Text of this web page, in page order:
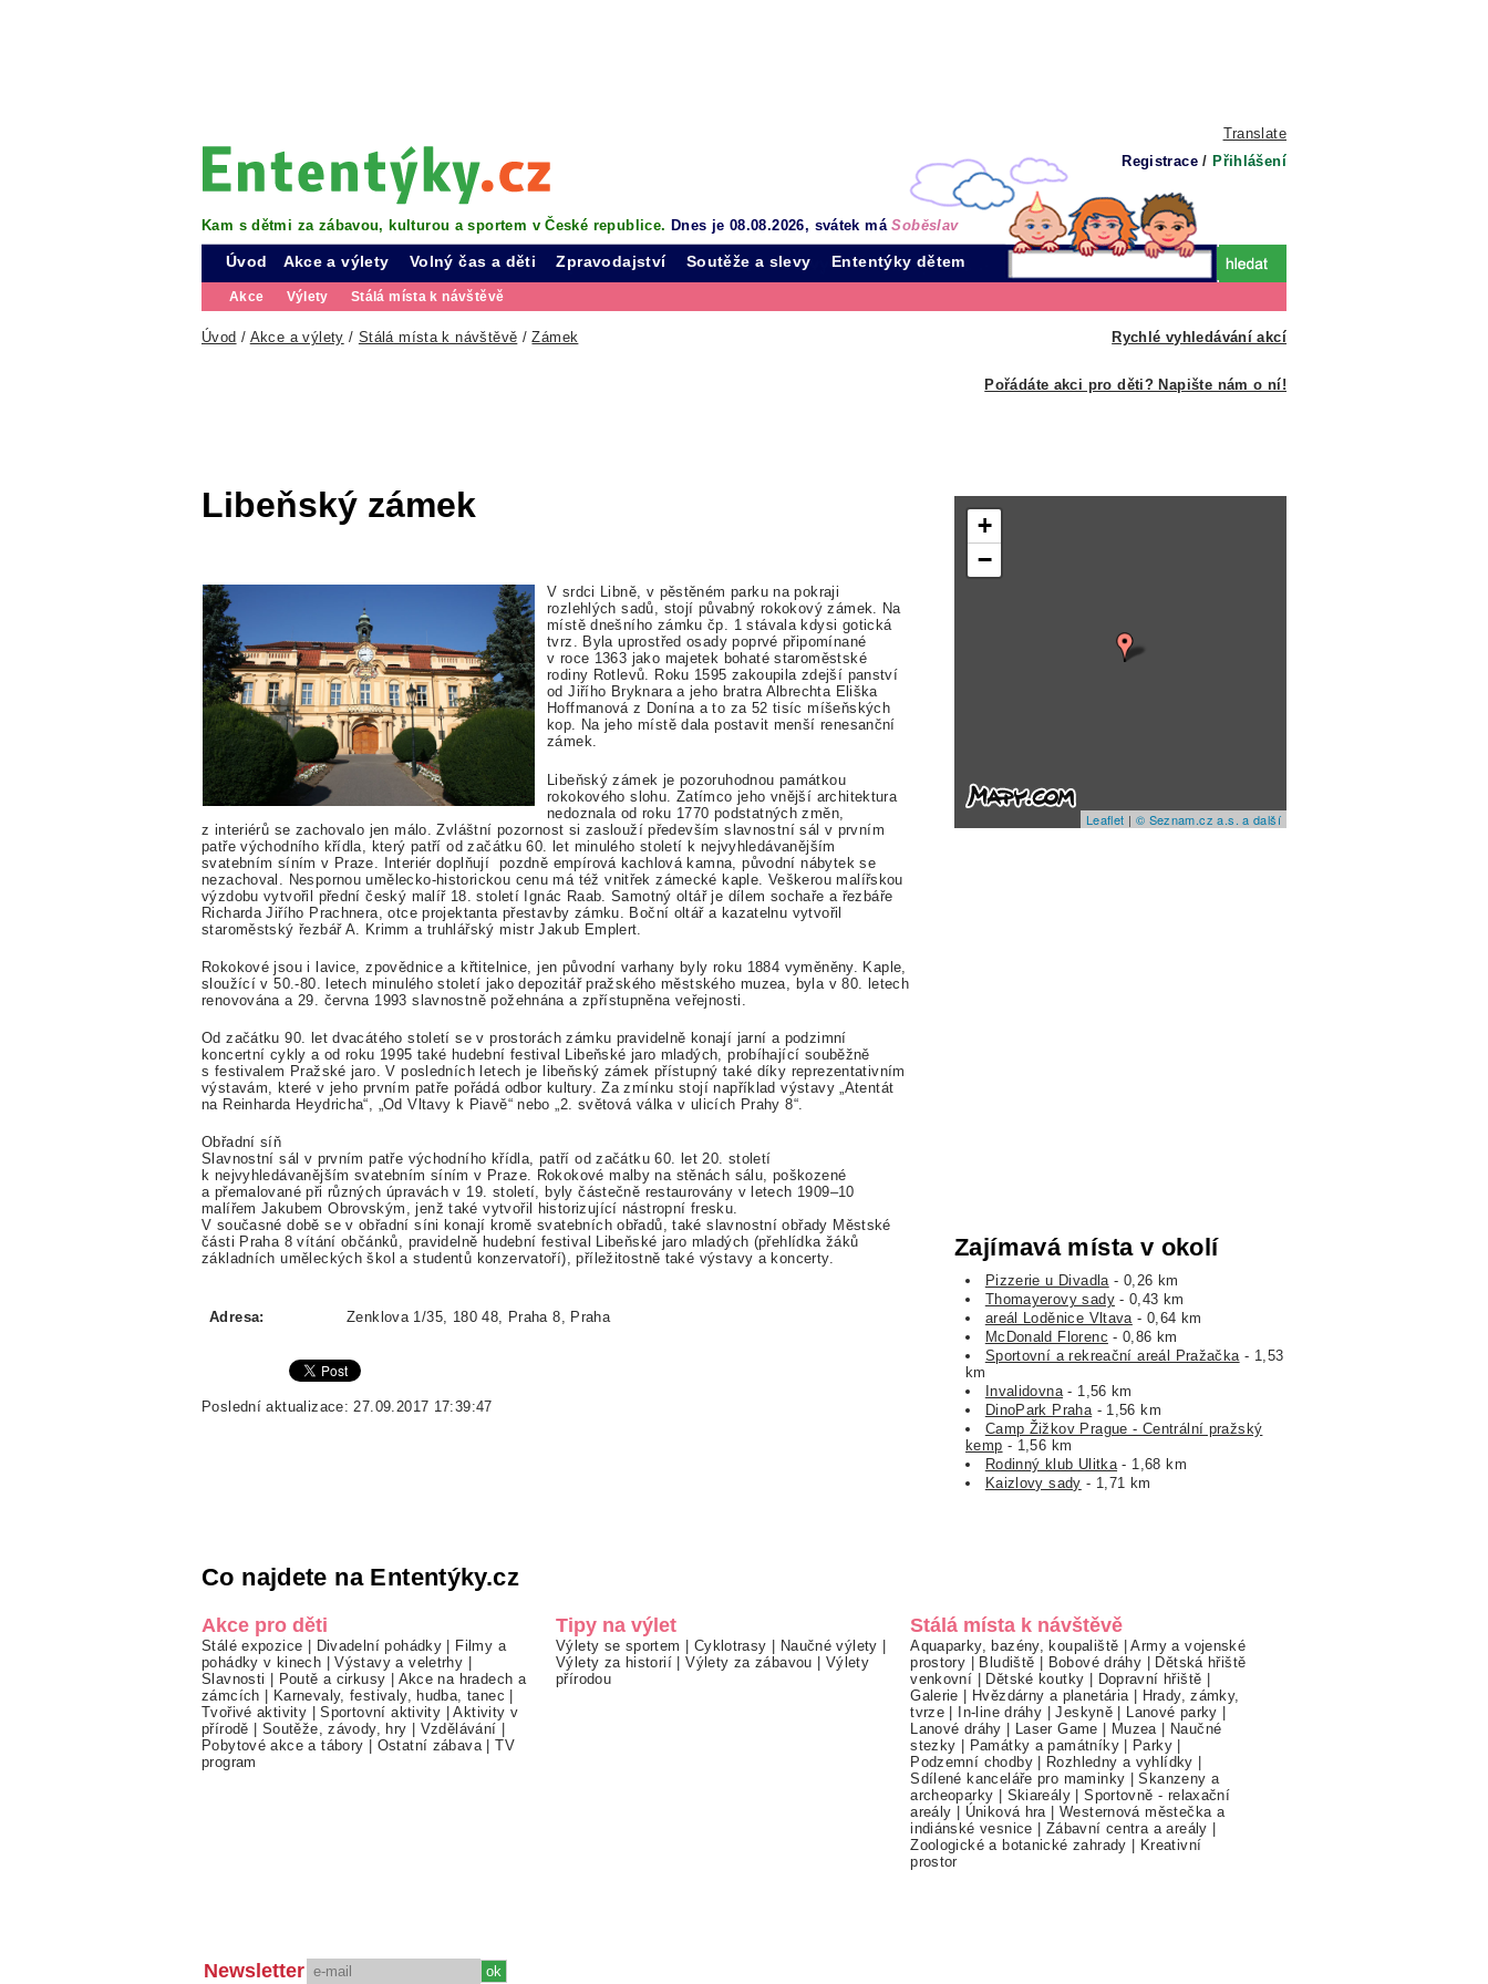
Translate
Registrace / Přihlášení
Kam s dětmi za zábavou, kulturou a sportem v České republice. Dnes je 08.08.2026, svátek máSoběslav
Úvod Akce a výlety
Akce Výlety Stálá místa k návštěvě
Volný čas a děti Zpravodajství Soutěže a slevy Ententýky dětem
Rychlé vyhledávání akcí
Úvod / Akce a výlety / Stálá místa k návštěvě /Zámek
Pořádáte akci pro děti? Napište nám o ní!
Libeňský zámek
V srdci Libně, v pěstěném parku na pokraji
rozlehlých sadů, stojí půvabný rokokový zámek. Na
místě dnešního zámku čp. 1 stávala kdysi gotická
tvrz. Byla uprostřed osady poprvé připomínané
v roce 1363 jako majetek bohaté staroměstské
rodiny Rotlevů. Roku 1595 zakoupila zdejší panství
od Jiřího Bryknara a jeho bratra Albrechta Eliška
Hoffmanová z Donína a to za 52 tisíc míšeňských
kop. Na jeho místě dala postavit menší renesanční
zámek.
Libeňský zámek je pozoruhodnou památkou
rokokového slohu. Zatímco jeho vnější architektura
nedoznala od roku 1770 podstatných změn,
z interiérů se zachovalo jen málo. Zvláštní pozornost si zaslouží především slavnostní sál v prvním
patře východního křídla, který patří od začátku 60. let minulého století k nejvyhledávanějším
svatebním síním v Praze. Interiér doplňují pozdně empírová kachlová kamna, původní nábytek se
nezachoval. Nespornou umělecko-historickou cenu má též vnitřek zámecké kaple. Veškerou malířskou
výzdobu vytvořil přední český malíř 18. století Ignác Raab. Samotný oltář je dílem sochaře a řezbáře
Richarda Jiřího Prachnera, otce projektanta přestavby zámku. Boční oltář a kazatelnu vytvořil
staroměstský řezbář A. Krimm a truhlářský mistr Jakub Emplert.
Rokokové jsou i lavice, zpovědnice a křtitelnice, jen původní varhany byly roku 1884 vyměněny. Kaple,
sloužící v 50.-80. letech minulého století jako depozitář pražského městského muzea, byla v 80. letech
renovována a 29. června 1993 slavnostně požehnána a zpřístupněna veřejnosti.
Od začátku 90. let dvacátého století se v prostorách zámku pravidelně konají jarní a podzimní
koncertní cykly a od roku 1995 také hudební festival Libeňské jaro mladých, probíhající souběžně
s festivalem Pražské jaro. V posledních letech je libeňský zámek přístupný také díky reprezentativním
výstavám, které v jeho prvním patře pořádá odbor kultury. Za zmínku stojí například výstavy „Atentát
na Reinharda Heydricha“, „Od Vltavy k Piavě“ nebo „2. světová válka v ulicích Prahy 8“.
Obřadní síň
Slavnostní sál v prvním patře východního křídla, patří od začátku 60. let 20. století
k nejvyhledávanějším svatebním síním v Praze. Rokokové malby na stěnách sálu, poškozené
a přemalované při různých úpravách v 19. století, byly částečně restaurovány v letech 1909–10
malířem Jakubem Obrovským, jenž také vytvořil historizující nástropní fresku.
V současné době se v obřadní síni konají kromě svatebních obřadů, také slavnostní obřady Městské
části Praha 8 vítání občánků, pravidelně hudební festival Libeňské jaro mladých (přehlídka žáků
základních uměleckých škol a studentů konzervatoří), příležitostně také výstavy a koncerty.
Adresa: Zenklova 1/35, 180 48, Praha 8, Praha
Poslední aktualizace: 27.09.2017 17:39:47
+
−
Leaflet | © Seznam.cz a.s. a další
Zajímavá místa v okolí
Pizzerie u Divadla- 0,26 km
Thomayerovy sady- 0,43 km
areál Loděnice Vltava- 0,64 km
McDonald Florenc - 0,86 km
Sportovní a rekreační areál Pražačka- 1,53
km
Invalidovna- 1,56 km
DinoPark Praha- 1,56 km
Camp Žižkov Prague - Centrální pražský
kemp - 1,56 km
Rodinný klub Ulitka- 1,68 km
Kaizlovy sady - 1,71 km
Co najdete na Ententýky.cz
Akce pro děti
Stálé expozice | Divadelní pohádky | Filmy a
pohádky v kinech |Výstavy a veletrhy |
Slavnosti | Poutě a cirkusy | Akce na hradech a
zámcích | Karnevaly, festivaly, hudba, tanec |
Tvořivé aktivity |Sportovní aktivity |Aktivity v
přírodě | Soutěže, závody, hry | Vzdělávání |
Pobytové akce a tábory | Ostatní zábava |TV
program
Tipy na výlet
Výlety se sportem | Cyklotrasy | Naučné výlety |
Výlety za historií |Výlety za zábavou | Výlety
přírodou
Stálá místa k návštěvě
Aquaparky, bazény, koupaliště |Army a vojenské
prostory | Bludiště | Bobové dráhy | Dětská hřiště
venkovní | Dětské koutky | Dopravní hřiště |
Galerie | Hvězdárny a planetária | Hrady, zámky,
tvrze | In-line dráhy |Jeskyně | Lanové parky |
Lanové dráhy | Laser Game | Muzea | Naučné
stezky | Památky a památníky| Parky |
Podzemní chodby| Rozhledny a vyhlídky |
Sdílené kanceláře pro maminky |Skanzeny a
archeoparky | Skiareály |Sportovně - relaxační
areály | Úniková hra |Westernová městečka a
indiánské vesnice | Zábavní centra a areály |
Zoologické a botanické zahrady | Kreativní
prostor
Newsletter